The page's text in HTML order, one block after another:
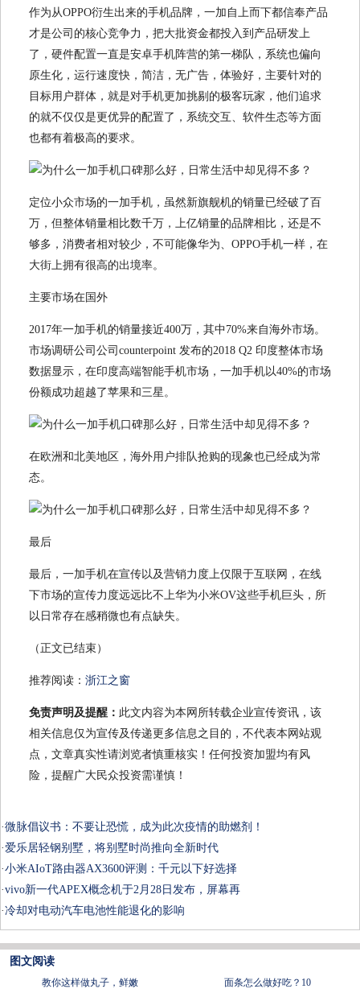
作为从OPPO衍生出来的手机品牌，一加自上而下都信奉产品
才是公司的核心竞争力，把大批资金都投入到产品研发上
了，硬件配置一直是安卓手机阵营的第一梯队，系统也偏向
原生化，运行速度快，简洁，无广告，体验好，主要针对的
目标用户群体，就是对手机更加挑剔的极客玩家，他们追求
的就不仅仅是更优异的配置了，系统交互、软件生态等方面
也都有着极高的要求。
定位小众市场的一加手机，虽然新旗舰机的销量已经破了百
万，但整体销量相比数千万，上亿销量的品牌相比，还是不
够多，消费者相对较少，不可能像华为、OPPO手机一样，在
大街上拥有很高的出境率。
主要市场在国外
2017年一加手机的销量接近400万，其中70%来自海外市场。
市场调研公司公司counterpoint 发布的2018 Q2 印度整体市场
数据显示，在印度高端智能手机市场，一加手机以40%的市场
份额成功超越了苹果和三星。
在欧洲和北美地区，海外用户排队抢购的现象也已经成为常
态。
最后
最后，一加手机在宣传以及营销力度上仅限于互联网，在线
下市场的宣传力度远远比不上华为小米OV这些手机巨头，所
以日常存在感稍微也有点缺失。
（正文已结束）
推荐阅读： 浙江之窗
免责声明及提醒： 此文内容为本网所转载企业宣传资讯，该
相关信息仅为宣传及传递更多信息之目的，不代表本网站观
点，文章真实性请浏览者慎重核实！任何投资加盟均有风
险，提醒广大民众投资需谨慎！
·微脉倡议书：不要让恐慌，成为此次疫情的助燃剂！
·爱乐居轻钢别墅，将别墅时尚推向全新时代
·小米AIoT路由器AX3600评测：千元以下好选择
·vivo新一代APEX概念机于2月28日发布，屏幕再
·冷却对电动汽车电池性能退化的影响
图文阅读
教你这样做丸子，鲜嫩
面条怎么做好吃？10